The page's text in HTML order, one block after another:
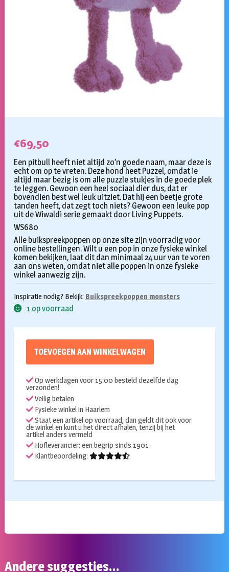
€69,50
Een pitbull heeft niet altijd zo’n goede naam, maar deze is
echt om op te vreten. Deze hond heet Puzzel, omdat ie
altijd maar bezig is om alle puzzle stukjes in de goede plek
te leggen. Gewoon een heel sociaal dier dus, dat er
bovendien best wel leuk uitziet. Dat hij een beetje grote
tanden heeft, dat zegt toch niets? Gewoon een leuke pop
uit de Wiwaldi serie gemaakt door Living Puppets.
WS680
Alle buikspreekpoppen op onze site zijn voorradig voor
online bestellingen. Wilt u een pop in onze fysieke winkel
komen bekijken, laat dit dan minimaal 24 uur van te voren
aan ons weten, omdat niet alle poppen in onze fysieke
winkel aanwezig zijn.
Inspiratie nodig? Bekijk: Buikspreekpoppen monsters
1 op voorraad
TOEVOEGEN AAN WINKELWAGEN
Op werkdagen voor 15:00 besteld dezelfde dag
verzonden!
Veilig betalen
Fysieke winkel in Haarlem
Staat een artikel op voorraad, dan geldt dit ook voor
de winkel en kunt u het direct afhalen, tenzij bij het
artikel anders vermeld
Hofleverancier: een begrip sinds 1901
Klantbeoordeling:
Andere suggesties…